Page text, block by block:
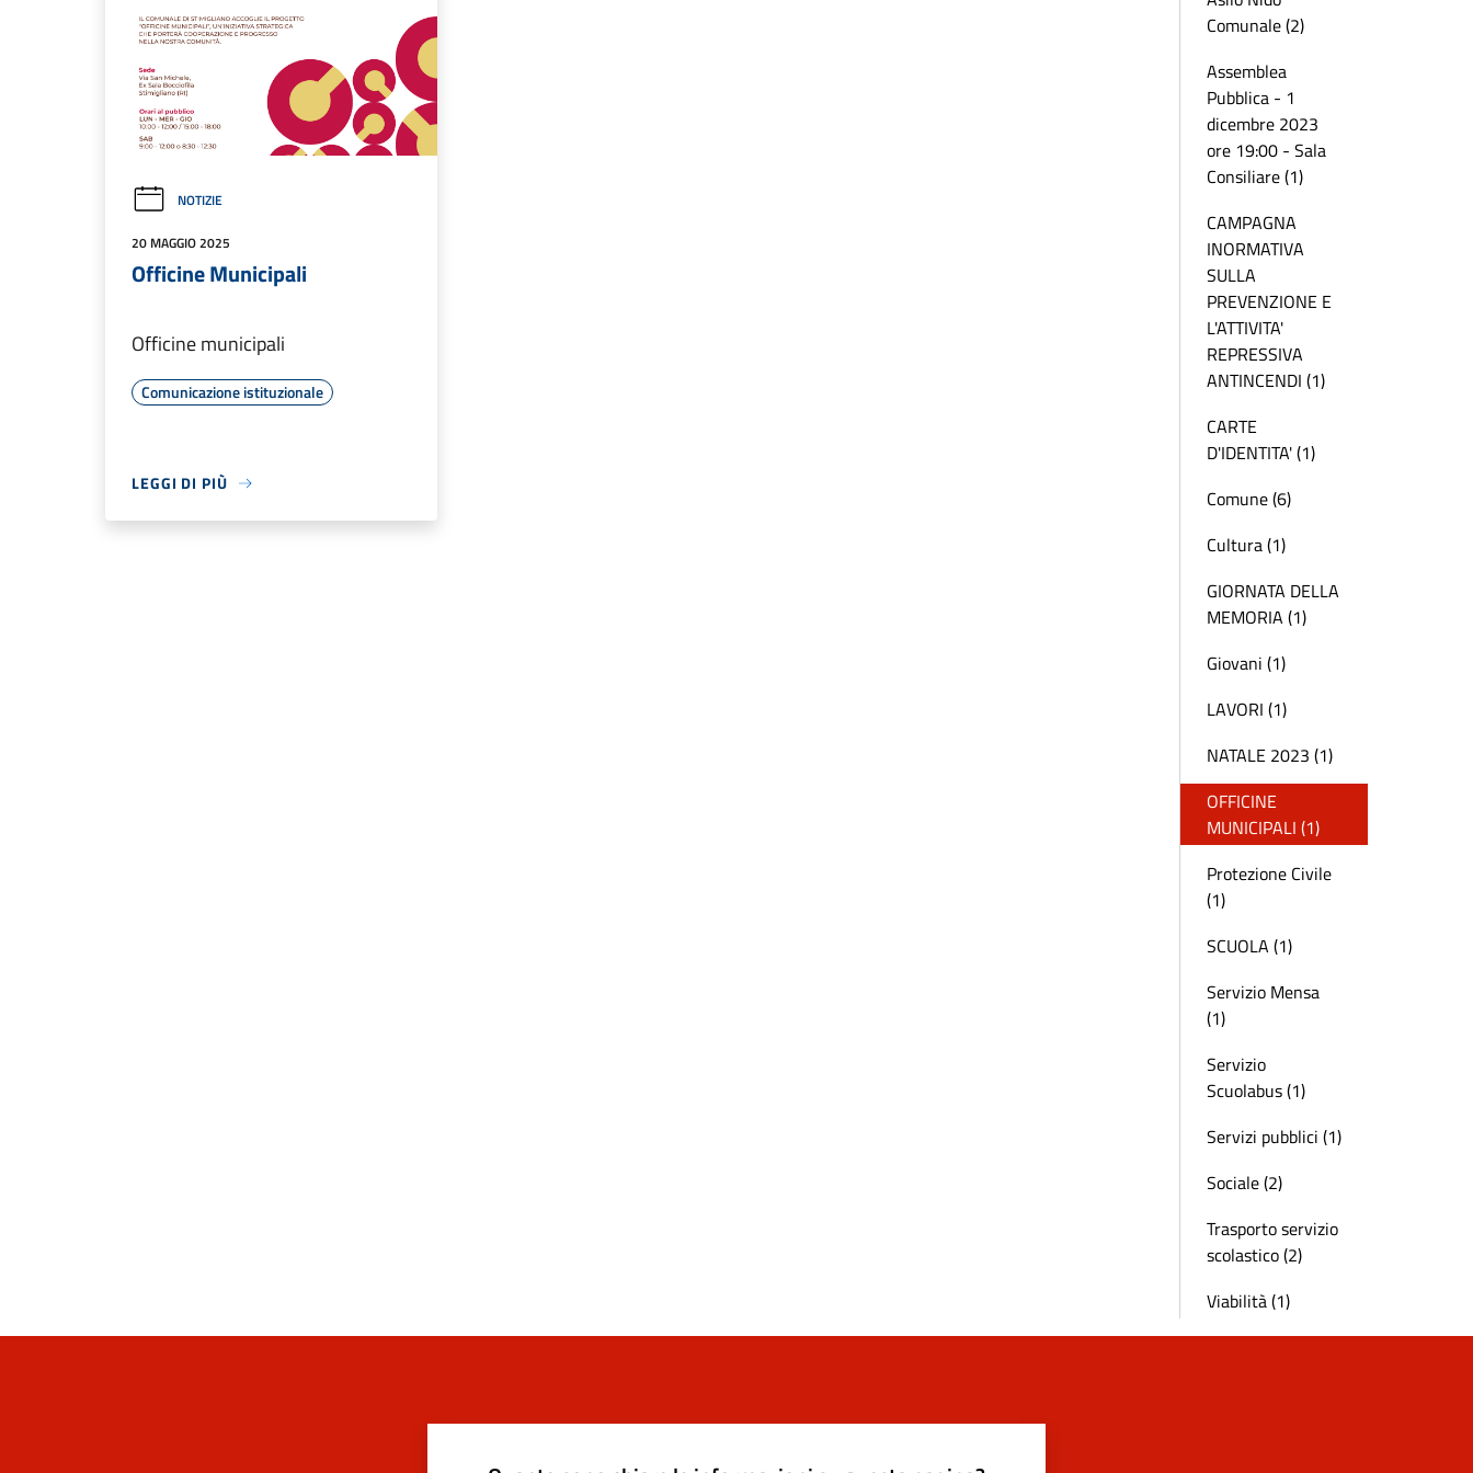
NOTIZIE
20 MAGGIO 2025
Officine Municipali
Officine municipali
Comunicazione istituzionale
LEGGI DI PIÙ
Comunale (2)
Assemblea
Pubblica - 1
dicembre 2023
ore 19:00 - Sala
Consiliare (1)
CAMPAGNA
INORMATIVA
SULLA
PREVENZIONE E
L'ATTIVITA'
REPRESSIVA
ANTINCENDI (1)
CARTE
D'IDENTITA' (1)
Comune (6)
Cultura (1)
GIORNATA DELLA
MEMORIA (1)
Giovani (1)
LAVORI (1)
NATALE 2023 (1)
OFFICINE
MUNICIPALI (1)
Protezione Civile
(1)
SCUOLA (1)
Servizio Mensa
(1)
Servizio
Scuolabus (1)
Servizi pubblici (1)
Sociale (2)
Trasporto servizio
scolastico (2)
Viabilità (1)